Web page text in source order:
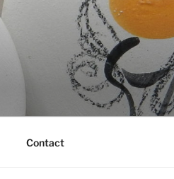
Contact